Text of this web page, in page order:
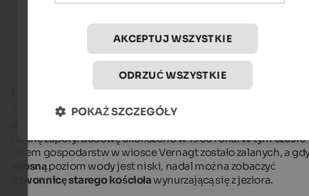
Historia i magia zbiornika Vernago
Szmaragdowozielony zbiornik Vernago powstał w
ścianę zapory. Budowę ukończono w 1966 roku. W tym czasie
osiem gospodarstw w wiosce Vernagt zostało zalanych, a
wiosnąpoziom wody jest niski, nadal można zobaczyć
dzwonnicę starego kościoławynurzającą się z jeziora.
AKCEPTUJ WSZYSTKIE
ODRZUĆ WSZYSTKIE
POKAŻ SZCZEGÓŁY